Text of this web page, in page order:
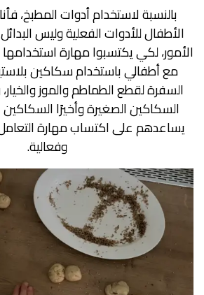
بالنسبة لاستخدام أدوات المطبخ،
الأطفال للأدوات الفعلية وليس
الأمور، لكي يكتسبوا مهارة استخدامها
مع أطفالي باستخدام سكاكين
السفرة لقطع الطماطم والموز
السكاكين الصغيرة وأخيرًا السكاكين
يساعدهم على اكتساب مهارة
وفعالية.